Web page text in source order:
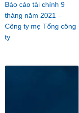
Báo cáo tài chính 9
tháng năm 2021 –
Công ty mẹ Tổng công
ty